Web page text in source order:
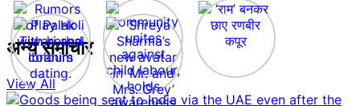
अन्य समाचार
View All